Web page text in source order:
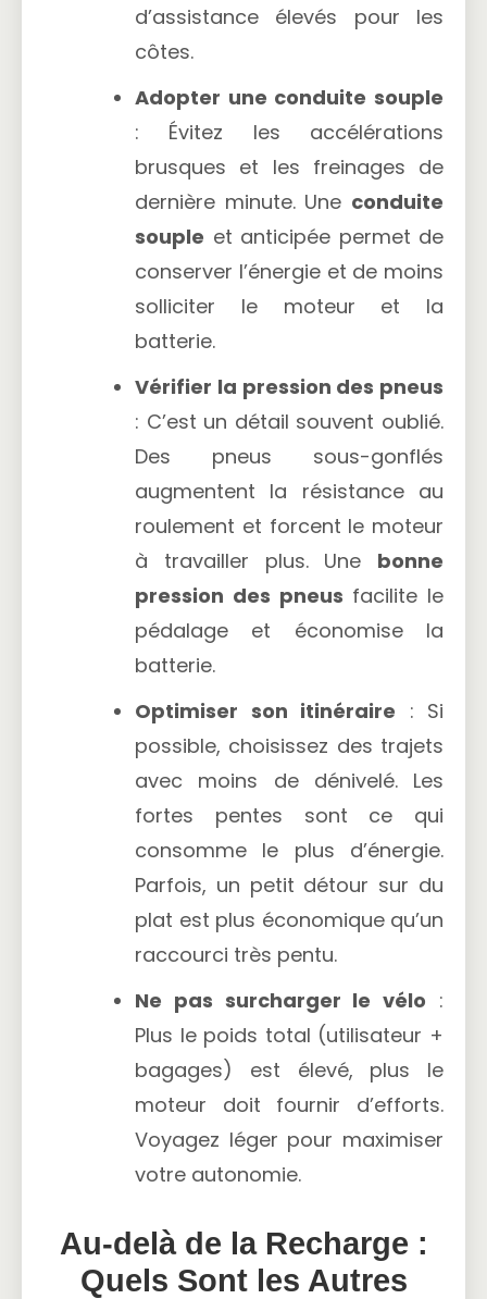
d’assistance élevés pour les
côtes.
Adopter une conduite souple
: Évitez les accélérations
brusques et les freinages de
dernière minute. Une conduite
souple et anticipée permet de
conserver l’énergie et de moins
solliciter le moteur et la
batterie.
Vérifier la pression des pneus
: C’est un détail souvent oublié.
Des pneus sous-gonflés
augmentent la résistance au
roulement et forcent le moteur
à travailler plus. Une bonne
pression des pneus facilite le
pédalage et économise la
batterie.
Optimiser son itinéraire : Si
possible, choisissez des trajets
avec moins de dénivelé. Les
fortes pentes sont ce qui
consomme le plus d’énergie.
Parfois, un petit détour sur du
plat est plus économique qu’un
raccourci très pentu.
Ne pas surcharger le vélo :
Plus le poids total (utilisateur +
bagages) est élevé, plus le
moteur doit fournir d’efforts.
Voyagez léger pour maximiser
votre autonomie.
Au-delà de la Recharge :
Quels Sont les Autres